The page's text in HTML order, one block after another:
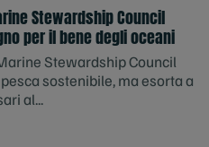
Stewardship Council
per il bene degli oceani
Stewardship Council
sostenibile, ma esorta a
al...